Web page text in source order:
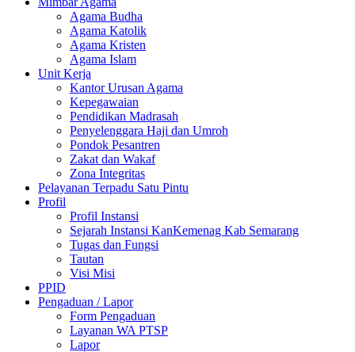
Agama Budha
Agama Katolik
Agama Kristen
Agama Islam
Unit Kerja
Kantor Urusan Agama
Kepegawaian
Pendidikan Madrasah
Penyelenggara Haji dan Umroh
Pondok Pesantren
Zakat dan Wakaf
Zona Integritas
Pelayanan Terpadu Satu Pintu
Profil
Profil Instansi
Sejarah Instansi KanKemenag Kab Semarang
Tugas dan Fungsi
Tautan
Visi Misi
PPID
Pengaduan / Lapor
Form Pengaduan
Layanan WA PTSP
Lapor